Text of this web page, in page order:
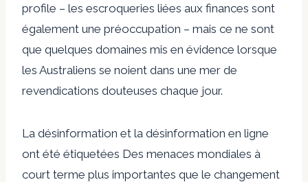
profile – les escroqueries liées aux finances sont
également une préoccupation – mais ce ne sont
que quelques domaines mis en évidence lorsque
les Australiens se noient dans une mer de
revendications douteuses chaque jour.
La désinformation et la désinformation en ligne
ont été étiquetées Des menaces mondiales à
court terme plus importantes que le changement